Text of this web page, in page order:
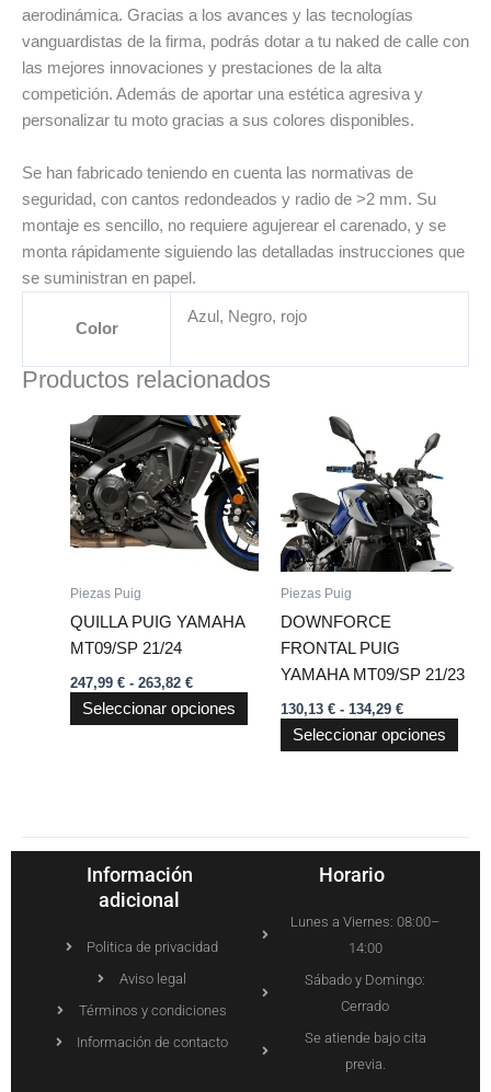
aerodinámica. Gracias a los avances y las tecnologías
vanguardistas de la firma, podrás dotar a tu naked de calle con
las mejores innovaciones y prestaciones de la alta
competición. Además de aportar una estética agresiva y
personalizar tu moto gracias a sus colores disponibles.
Se han fabricado teniendo en cuenta las normativas de
seguridad, con cantos redondeados y radio de >2 mm. Su
montaje es sencillo, no requiere agujerear el carenado, y se
monta rápidamente siguiendo las detalladas instrucciones que
se suministran en papel.
Color
Azul, Negro, rojo
Productos relacionados
Piezas Puig
QUILLA PUIG YAMAHA
MT09/SP 21/24
247,99 € - 263,82 €
Rango
de
precios:
desde
247,99 €
hasta
263,82 €
Seleccionar opciones
tiene
múltiples
variantes.
Las
opciones
en
Piezas Puig
DOWNFORCE
FRONTAL PUIG
YAMAHA MT09/SP 21/23
130,13 € - 134,29 €
precios:
desde
130,13 €
hasta
134,29 €
Seleccionar opciones
la
Información
adicional
Politica de privacidad
Aviso legal
Términos y condiciones
Información de contacto
Horario
Lunes a Viernes: 08:00–
14:00
Sábado y Domingo:
Cerrado
Se atiende bajo cita
previa.